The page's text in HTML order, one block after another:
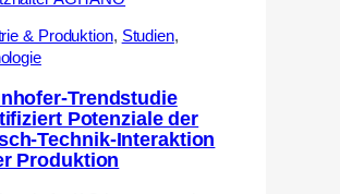
& Produktion, Studien,
Trendstudie
Potenziale der
Technik-Interaktion
Produktion